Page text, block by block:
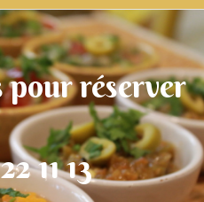
réserver
11 13